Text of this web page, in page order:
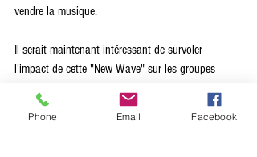
vendre la musique.
Il serait maintenant intéressant de survoler
l'impact de cette "New Wave" sur les groupes
un sujet passionnant qu'il faudrait également
Phone Email Facebook